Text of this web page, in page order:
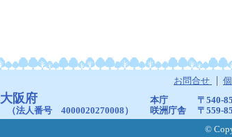
お問合せ
大阪府
（法人番号 4000020270008）
本庁 〒540-
咲洲庁舎
〒559-
©